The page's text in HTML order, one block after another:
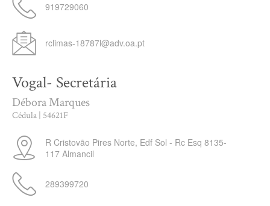
919729060
rclimas-18787l@adv.oa.pt
Vogal- Secretária
Débora Marques
Cédula | 54621F
R Cristovão Pires Norte, Edf Sol - Rc Esq 8135-
117 Almancil
289399720